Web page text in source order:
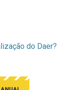
do Daer?